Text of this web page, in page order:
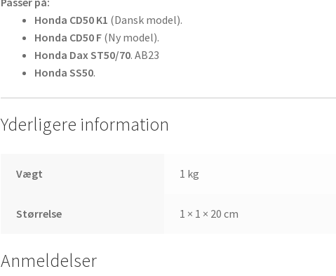
Honda CD50 K1 (Dansk model).
Honda CD50 F(Ny model).
Honda Dax ST50/70. AB23
Honda SS50.
Yderligere information
Vægt 1 kg
Størrelse 1 × 1 × 20 cm
Anmeldelser